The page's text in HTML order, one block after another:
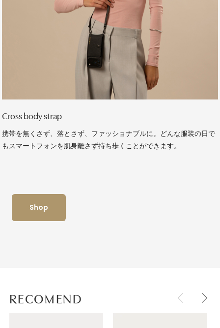
Cross body strap
携帯を無くさず、落とさず、ファッショナブルに。どんな服装の日で
もスマートフォンを肌身離さず持ち歩くことができます。
Shop
RECOMEND